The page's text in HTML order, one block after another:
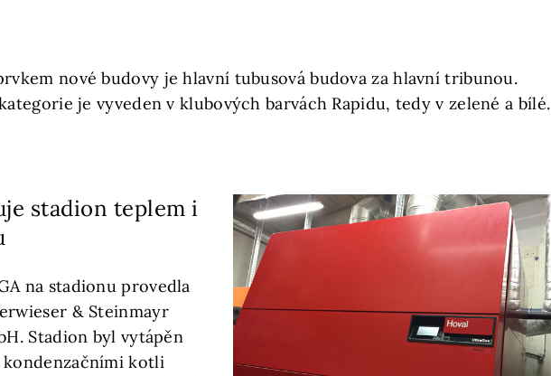
nové budovy je hlavní tubusová budova za hlavní tribunou.
je vyveden v klubových barvách Rapidu, tedy v zelené a bílé.
stadion teplem i
na stadionu provedla
& Steinmayr
Stadion byl vytápěn
kotli